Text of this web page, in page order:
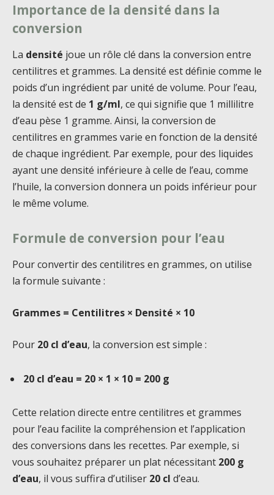
Importance de la densité dans la
conversion
La densité joue un rôle clé dans la conversion entre
centilitres et grammes. La densité est définie comme le
poids d’un ingrédient par unité de volume. Pour l’eau,
la densité est de 1 g/ml, ce qui signifie que 1 millilitre
d’eau pèse 1 gramme. Ainsi, la conversion de
centilitres en grammes varie en fonction de la densité
de chaque ingrédient. Par exemple, pour des liquides
ayant une densité inférieure à celle de l’eau, comme
l’huile, la conversion donnera un poids inférieur pour
le même volume.
Formule de conversion pour l’eau
Pour convertir des centilitres en grammes, on utilise
la formule suivante :
Grammes = Centilitres × Densité × 10
Pour 20 cl d’eau, la conversion est simple :
20 cl d’eau = 20 × 1 × 10 = 200 g
Cette relation directe entre centilitres et grammes
pour l’eau facilite la compréhension et l’application
des conversions dans les recettes. Par exemple, si
vous souhaitez préparer un plat nécessitant 200 g
d’eau, il vous suffira d’utiliser 20 cl d’eau.